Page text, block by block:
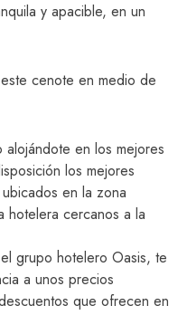
y apacible, en un
cenote en medio de
en los mejores
los mejores
en la zona
hotelera cercanos a la
grupo hotelero Oasis, te
a unos precios
que ofrecen en